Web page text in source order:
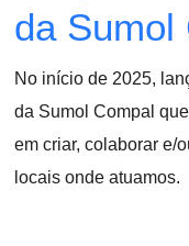
da Sumol
No início de 2025,
da Sumol Compal
em criar, colaborar e/
locais onde atuamos.